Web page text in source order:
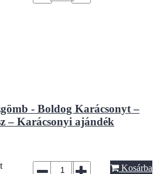
- Boldog Karácsonyt –
– Karácsonyi ajándék
Kosárba